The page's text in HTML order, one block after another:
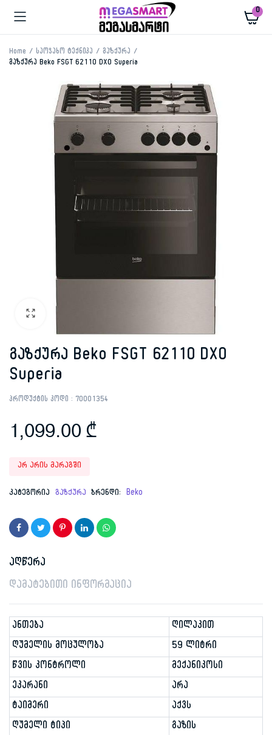
0
Home საოჯახო ტექნიკა
გაზქურა
გაზქურა Beko FSGT 62110 DXO Superia
გაზქურა Beko FSGT 62110 DXO
Superia
პროდუქტის კოდი : 70001354
1,099.00 ₾
არ არის მარაგში
კატეგორია გაზქურა ბრენდი: Beko
აღწერა
დამატებითი ინფორმაცია
ანთება
ღილაკით
ღუმელის მოცულობა
59 ლიტრი
წვის კონტროლი
მექანიკოსი
ეკარანი
არა
ტაიმერი
აქვს
ღუმელი ტიპი
გაზის